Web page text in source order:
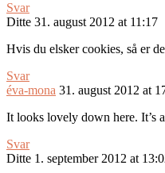
Svar
Ditte 31. august 2012 at 11:17
Hvis du elsker cookies, så er
Svar
éva-mona 31. august 2012 at
It looks lovely down here. It’s
Svar
Ditte 1. september 2012 at